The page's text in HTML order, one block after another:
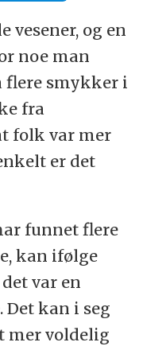
vesener, og en
noe man
flere smykker i
fra
folk var mer
er det
funnet flere
kan ifølge
var en
kan i seg
mer voldelig